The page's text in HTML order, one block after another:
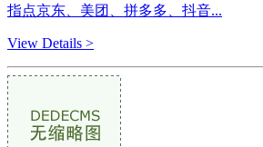
指点京东、美团、拼多多、抖音...
View Details >